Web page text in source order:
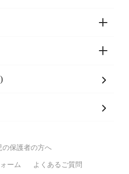
ご利用手続き
空き状況
育園
の保護者の方へ
ーム よくあるご質問